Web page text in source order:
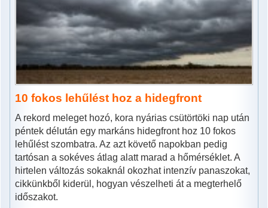
10 fokos lehűlést hoz a hidegfront
A rekord meleget hozó, kora nyárias csütörtöki nap után
péntek délután egy markáns hidegfront hoz 10 fokos
lehűlést szombatra. Az azt követő napokban pedig
tartósan a sokéves átlag alatt marad a hőmérséklet. A
hirtelen változás sokaknál okozhat intenzív panaszokat,
cikkünkből kiderül, hogyan vészelheti át a megterhelő
időszakot.